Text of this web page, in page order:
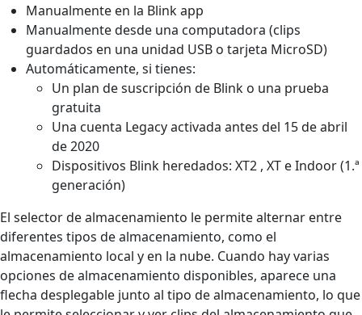
Manualmente en la Blink app
Manualmente desde una computadora (clips
guardados en una unidad USB o tarjeta MicroSD)
Automáticamente, si tienes:
Un plan de suscripción de Blink o una prueba
gratuita
Una cuenta Legacy activada antes del 15 de abril
de 2020
Dispositivos Blink heredados: XT2 , XT e Indoor (1.ª
generación)
El selector de almacenamiento le permite alternar entre
diferentes tipos de almacenamiento, como el
almacenamiento local y en la nube. Cuando hay varias
opciones de almacenamiento disponibles, aparece una
flecha desplegable junto al tipo de almacenamiento, lo que